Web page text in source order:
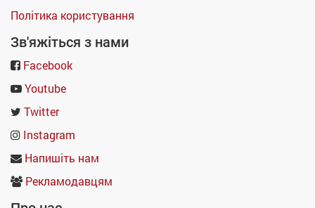
Політика користування
Зв'яжіться з нами
Facebook
Youtube
Twitter
Instagram
Напишіть нам
Рекламодавцям